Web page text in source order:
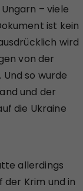
– viele
ist kein
wird
von der
so wurde
und der
die Ukraine
allerdings
Krim und in